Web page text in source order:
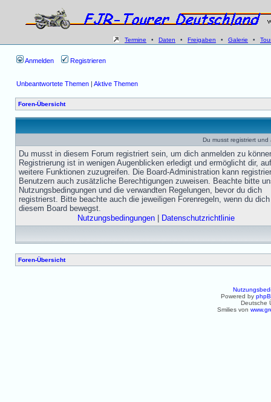
Termine • Daten • Freigaben • Galerie •
Anmelden Registrieren
Unbeantwortete Themen | Aktive Themen
Foren-Übersicht
Du musst registriert
Du musst in diesem Forum registriert sein, um dich anmelden zu
Registrierung ist in wenigen Augenblicken erledigt und ermöglicht dir, auf
weitere Funktionen zuzugreifen. Die Board-Administration kann
Benutzern auch zusätzliche Berechtigungen zuweisen. Beachte bitte
Nutzungsbedingungen und die verwandten Regelungen, bevor du dich
registrierst. Bitte beachte auch die jeweiligen Forenregeln, wenn du
diesem Board bewegst.
Nutzungsbedingungen| Datenschutzrichtlinie
Foren-Übersicht
Powered by
Deutsche
Smilies von